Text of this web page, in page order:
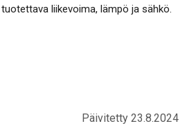
liikevoima, lämpö ja sähkö.
Päivitetty 23.8.2024